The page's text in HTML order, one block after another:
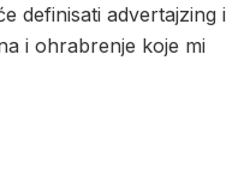
definisati advertajzing i
i ohrabrenje koje mi